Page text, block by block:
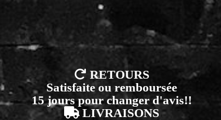
 RETOURS
Satisfaite ou remboursée
15 jours pour changer d'avis!!
 LIVRAISONS